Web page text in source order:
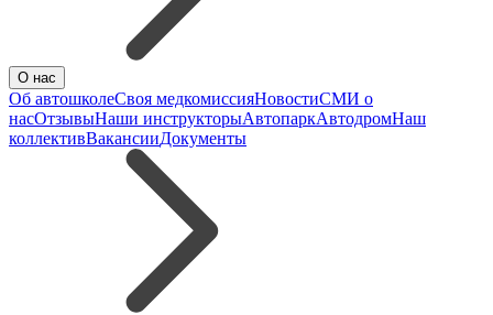
О нас
Об автошколеСвоя медкомиссияНовостиСМИ о
насОтзывыНаши инструкторыАвтопаркАвтодромНаш
коллективВакансииДокументы